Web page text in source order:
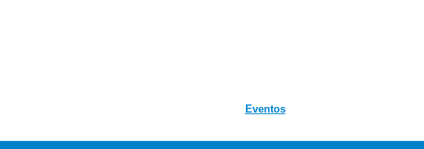
Eventos